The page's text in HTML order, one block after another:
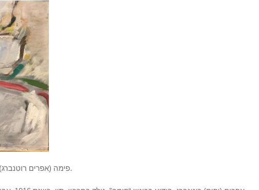
פימה (אפרים רוטנברג), ישראלי, יליד סין, 2005-1914.